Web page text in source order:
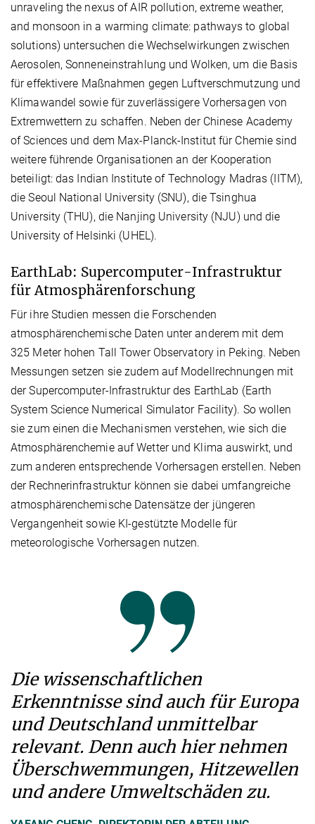
unraveling the nexus of AIR pollution, extreme weather,
and monsoon in a warming climate: pathways to global
solutions) untersuchen die Wechselwirkungen zwischen
Aerosolen, Sonneneinstrahlung und Wolken, um die Basis
für effektivere Maßnahmen gegen Luftverschmutzung und
Klimawandel sowie für zuverlässigere Vorhersagen von
Extremwettern zu schaffen. Neben der Chinese Academy
of Sciences und dem Max-Planck-Institut für Chemie sind
weitere führende Organisationen an der Kooperation
beteiligt: das Indian Institute of Technology Madras (IITM),
die Seoul National University (SNU), die Tsinghua
University (THU), die Nanjing University (NJU) und die
University of Helsinki (UHEL).
EarthLab: Supercomputer-Infrastruktur
für Atmosphärenforschung
Für ihre Studien messen die Forschenden
atmosphärenchemische Daten unter anderem mit dem
325 Meter hohen Tall Tower Observatory in Peking. Neben
Messungen setzen sie zudem auf Modellrechnungen mit
der Supercomputer-Infrastruktur des EarthLab (Earth
System Science Numerical Simulator Facility). So wollen
sie zum einen die Mechanismen verstehen, wie sich die
Atmosphärenchemie auf Wetter und Klima auswirkt, und
zum anderen entsprechende Vorhersagen erstellen. Neben
der Rechnerinfrastruktur können sie dabei umfangreiche
atmosphärenchemische Datensätze der jüngeren
Vergangenheit sowie KI-gestützte Modelle für
meteorologische Vorhersagen nutzen.
Die wissenschaftlichen
Erkenntnisse sind auch für Europa
und Deutschland unmittelbar
relevant. Denn auch hier nehmen
Überschwemmungen, Hitzewellen
und andere Umweltschäden zu.